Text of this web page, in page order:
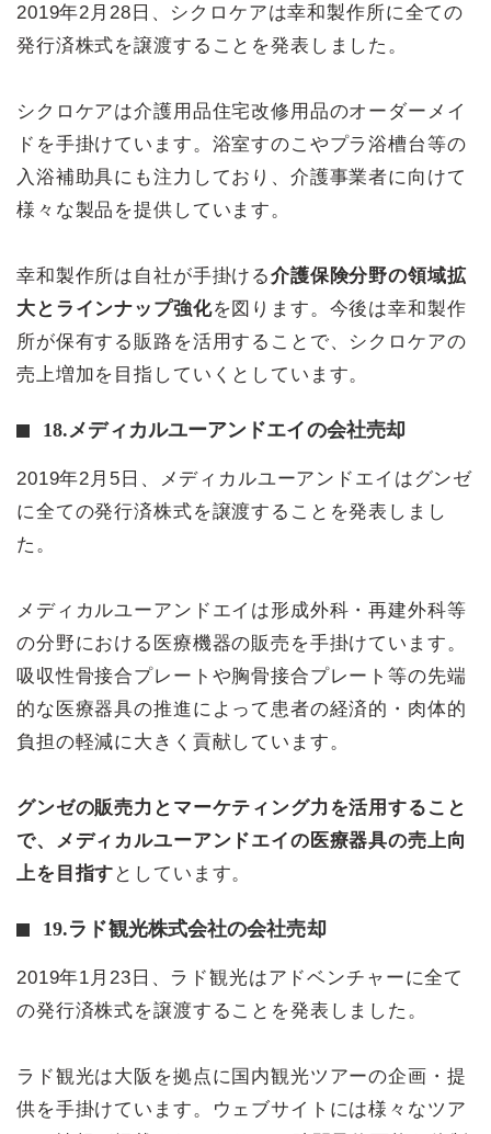
2019年2月28日、シクロケアは幸和製作所に全ての
発行済株式を譲渡することを発表しました。
シクロケアは介護用品住宅改修用品のオーダーメイ
ドを手掛けています。浴室すのこやプラ浴槽台等の
入浴補助具にも注力しており、介護事業者に向けて
様々な製品を提供しています。
幸和製作所は自社が手掛ける介護保険分野の領域拡
大とラインナップ強化を図ります。今後は幸和製作
所が保有する販路を活用することで、シクロケアの
売上増加を目指していくとしています。
18.メディカルユーアンドエイの会社売却
2019年2月5日、メディカルユーアンドエイはグンゼ
に全ての発行済株式を譲渡することを発表しまし
た。
メディカルユーアンドエイは形成外科・再建外科等
の分野における医療機器の販売を手掛けています。
吸収性骨接合プレートや胸骨接合プレート等の先端
的な医療器具の推進によって患者の経済的・肉体的
負担の軽減に大きく貢献しています。
グンゼの販売力とマーケティング力を活用すること
で、メディカルユーアンドエイの医療器具の売上向
上を目指す としています。
19.ラド観光株式会社の会社売却
2019年1月23日、ラド観光はアドベンチャーに全て
の発行済株式を譲渡することを発表しました。
ラド観光は大阪を拠点に国内観光ツアーの企画・提
供を手掛けています。ウェブサイトには様々なツア